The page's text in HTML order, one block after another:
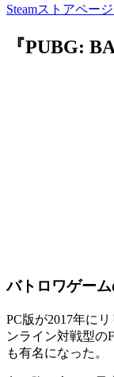
Steamストアペー
『PUBG:
バトロワゲー
PC版が2017年に
ンライン対戦型の
も有名になった。